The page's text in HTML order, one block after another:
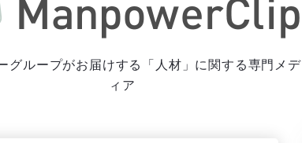
グループがお届けする「人材」に関する専門メデ
ィア